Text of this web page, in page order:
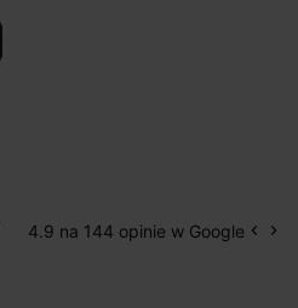
4.9 na 144 opinie w Google keyboard_arrow_left keyboard_arrow_right